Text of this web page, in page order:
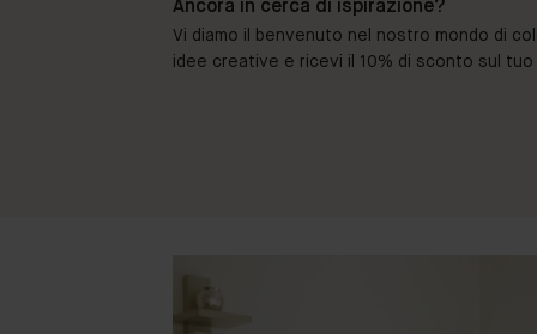
Ancora in cerca di ispirazione?
Vi diamo il benvenuto nel nostro mondo di
idee creative e ricevi il 10% di sconto sul tuo